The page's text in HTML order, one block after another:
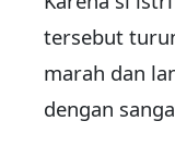
tersebut
marah dan
dengan